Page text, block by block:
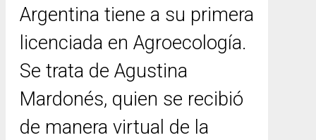
Argentina tiene a su primera
licenciada en Agroecología.
Se trata de Agustina
Mardonés, quien se recibió
de manera virtual de la